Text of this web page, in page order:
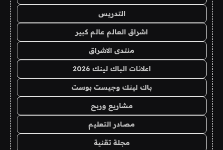
التدريس
اشراق العالم عالم كبير
منتدى الاشراق
اعلانات الباك لينك 2026
باك لينك وجيست بوست
مشاريع وربح
مصادر التعليم
مجلة تقنية